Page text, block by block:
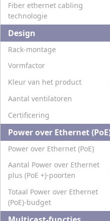
Fiber ethernet cabling
technologie
Design
Rack-montage
Vormfactor
Kleur van het product
Aantal ventilatoren
Certificering
Power over Ethernet
Power over Ethernet (PoE)
Aantal Power over Ethernet
plus (PoE +)-poorten
Totaal Power over Ethernet
(PoE)-budget